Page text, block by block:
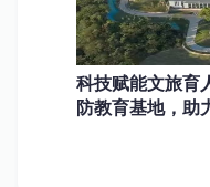
科技赋能文旅育
防教育基地，助